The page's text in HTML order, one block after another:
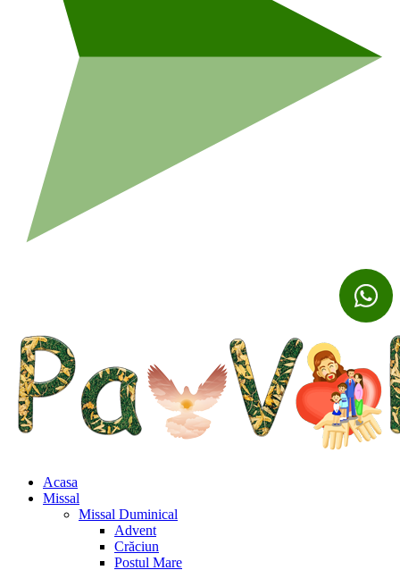
Acasa
Missal
Missal Duminical
Advent
Crăciun
Postul Mare